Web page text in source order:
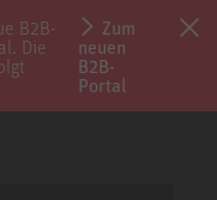
B2B-
Die
Zum
neuen
B2B-
Portal